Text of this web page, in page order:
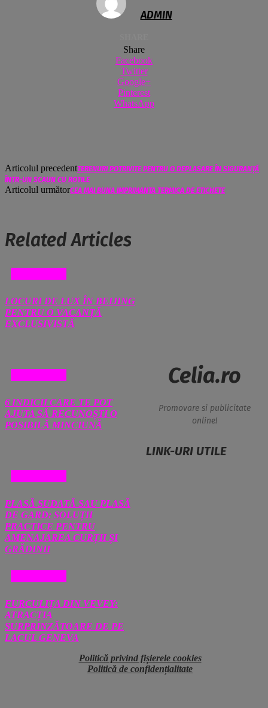
ADMIN
Share
Facebook
Twitter
Google+
Pinterest
WhatsApp
Articolul precedentTERENURI POTRIVITE PENTRU O DEPLASARE ÎN SIGURANȚĂ
ÎNTR-UN SCAUN CU ROTILE
Articolul următorCEA MAI BUNA IMPRIMANTA TERMICA DE ETICHETE
Related Articles
LOCURI DE LUX ÎN BEIJING
PENTRU O VACANȚĂ
EXCLUSIVISTĂ
6 INDICII CARE TE POT
AJUTA SĂ RECUNOȘTI O
POSIBILĂ MINCIUNĂ
PLASĂ SUDATĂ SAU PLASĂ
DE GARD: SOLUȚII
PRACTICE PENTRU
AMENAJAREA CURȚII ȘI
GRĂDINII
FURCULIȚA DIN VEVEY:
ATRACȚIA
SURPRINZĂTOARE DE PE
LACUL GENEVA
Celia.ro
Promovare si publicitate
online!
LINK-URI UTILE
Politică privind fișierele cookies
Politică de confidențialitate